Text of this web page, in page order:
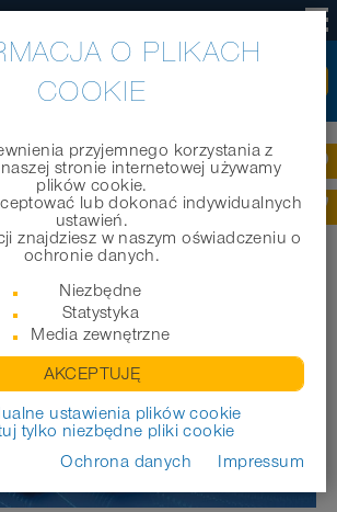
techniczne | AIRDUC®PUR 356 EC (XHD)
356 EC (XHD)
O PLIKACH
COOKIE
przyjemnego korzystania z
stronie internetowej używamy
plików cookie.
lub dokonać indywidualnych
ustawień.
znajdziesz w naszym oświadczeniu o
ochronie danych.
Niezbędne
Statystyka
Media zewnętrzne
AKCEPTUJĘ
ustawienia plików cookie
tylko niezbędne pliki cookie
Ochrona danych
Impressum